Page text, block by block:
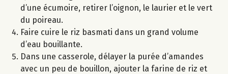
d’une écumoire, retirer l’oignon, le laurier et le vert
du poireau.
Faire cuire le riz basmati dans un grand volume
d’eau bouillante.
Dans une casserole, délayer la purée d’amandes
avec un peu de bouillon, ajouter la farine de riz et